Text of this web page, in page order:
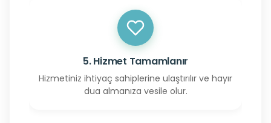
5. Hizmet Tamamlanır
Hizmetiniz ihtiyaç sahiplerine ulaştırılır ve hayır
dua almanıza vesile olur.